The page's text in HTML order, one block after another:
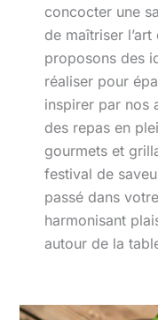
concocter une
de maîtriser
proposons des
réaliser pour
inspirer par nos
des repas en
gourmets et
festival de
passé dans
harmonisant
autour de la